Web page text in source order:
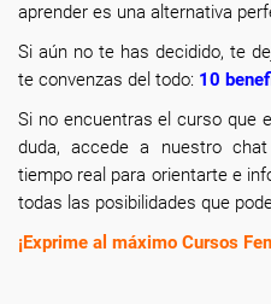
aprender es una alternativa
Si aún no te has decidido, te
te convenzas del todo: 10
Si no encuentras el curso que
duda, accede a nuestro
tiempo real para orientarte e
todas las posibilidades que
¡Exprime al máximo Cursos